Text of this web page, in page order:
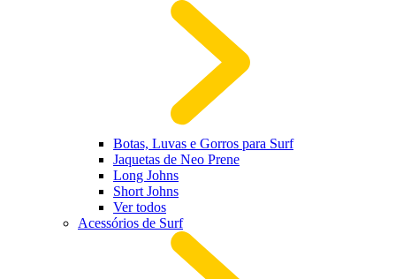
Botas, Luvas e Gorros para Surf
Jaquetas de Neo Prene
Long Johns
Short Johns
Ver todos
Acessórios de Surf